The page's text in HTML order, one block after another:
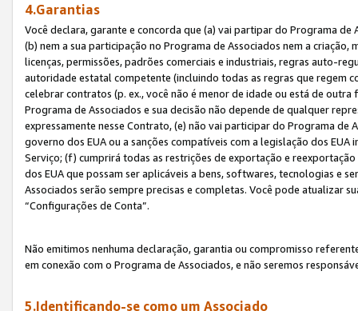
4.Garantias
Você declara, garante e concorda que (a) vai partipar do Programa
(b) nem a sua participação no Programa de Associados nem a
licenças, permissões, padrões comerciais e industriais, regras auto-
autoridade estatal competente (incluindo todas as regras que regem
celebrar contratos (p. ex., você não é menor de idade ou está de
Programa de Associados e sua decisão não depende de qualquer
expressamente nesse Contrato, (e) não vai participar do Programa
governo dos EUA ou a sanções compatíveis com a legislação dos
Serviço; (f) cumprirá todas as restrições de exportação e
dos EUA que possam ser aplicáveis a bens, softwares, tecnologias e
Associados serão sempre precisas e completas. Você pode atualizar
“Configurações de Conta”.
Não emitimos nenhuma declaração, garantia ou compromisso
em conexão com o Programa de Associados, e não seremos
5.Identificando-se como um Associado